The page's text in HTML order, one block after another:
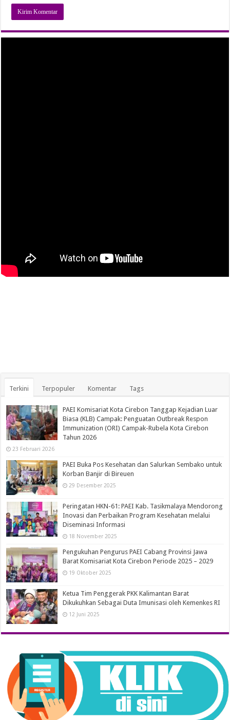
Terkini Terpopuler Komentar Tags
PAEI Komisariat Kota Cirebon Tanggap Kejadian Luar
Biasa (KLB) Campak: Penguatan Outbreak Respon
Immunization (ORI) Campak-Rubela Kota Cirebon
Tahun 2026
23 Februari 2026
PAEI Buka Pos Kesehatan dan Salurkan Sembako untuk
Korban Banjir di Bireuen
29 Desember 2025
Peringatan HKN-61: PAEI Kab. Tasikmalaya Mendorong
Inovasi dan Perbaikan Program Kesehatan melalui
Diseminasi Informasi
18 November 2025
Pengukuhan Pengurus PAEI Cabang Provinsi Jawa
Barat Komisariat Kota Cirebon Periode 2025 – 2029
19 Oktober 2025
Ketua Tim Penggerak PKK Kalimantan Barat
Dikukuhkan Sebagai Duta Imunisasi oleh Kemenkes RI
12 Juni 2025